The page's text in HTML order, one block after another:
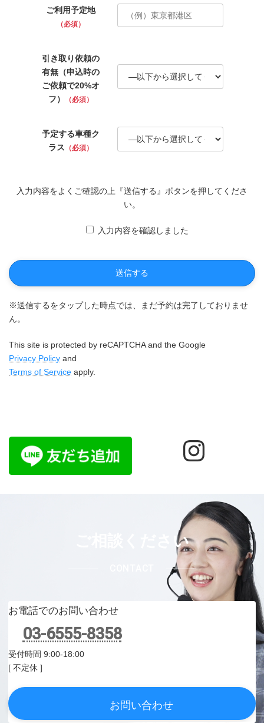
ご利用予定地
（必須）
引き取り依頼の
有無（申込時の
ご依頼で20%オ
フ）
（必須）
予定する車種ク
ラス （必須）
入力内容をよくご確認の上『送信する』ボタンを押してくださ
い。
入力内容を確認しました
※送信するをタップした時点では、まだ予約は完了しておりませ
ん。
This site is protected by reCAPTCHA and the Google
Privacy Policy and
Terms of Service apply.
ご相談ください
お電話でのお問い合わせ
03-6555-8358
受付時間 9:00-18:00
[ 不定休 ]
お問い合わせ